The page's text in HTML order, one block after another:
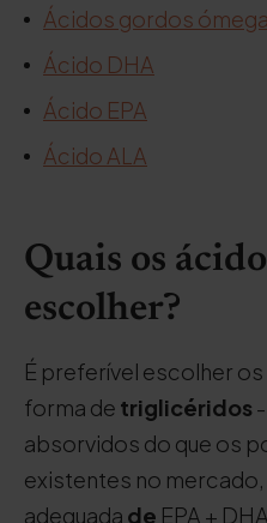
Ácidos gordos
Ácido DHA
Ácido EPA
Ácido ALA
Quais os
escolher?
É preferível escolher
forma de triglicéridos
absorvidos do que os
existentes no mercado,
adequada de EPA +